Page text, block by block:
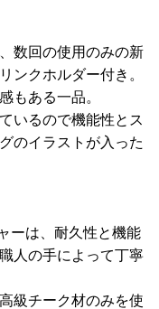
数回の使用のみの新
ンクホルダー付き。
もある一品。
いるので機能性とス
のイラストが入った
ーは、耐久性と機能
人の手によって丁寧
級チーク材のみを使